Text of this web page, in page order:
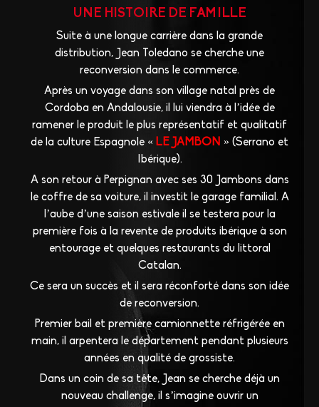
UNE HISTOIRE DE FAMILLE
Suite à une longue carrière dans la grande
distribution, Jean Toledano se cherche une
reconversion dans le commerce.
Après un voyage dans son village natal près de
Cordoba en Andalousie, il lui viendra à l’idée de
ramener le produit le plus représentatif et qualitatif
de la culture Espagnole « LE JAMBON » (Serrano et
Ibérique).
A son retour à Perpignan avec ses 30 Jambons dans
le coffre de sa voiture, il investit le garage familial. A
l’aube d’une saison estivale il se testera pour la
première fois à la revente de produits ibérique à son
entourage et quelques restaurants du littoral
Catalan.
Ce sera un succès et il sera réconforté dans son idée
de reconversion.
Premier bail et première camionnette réfrigérée en
main, il arpentera le département pendant plusieurs
années en qualité de grossiste.
Dans un coin de sa tête, Jean se cherche déjà un
nouveau challenge, il s’imagine ouvrir un